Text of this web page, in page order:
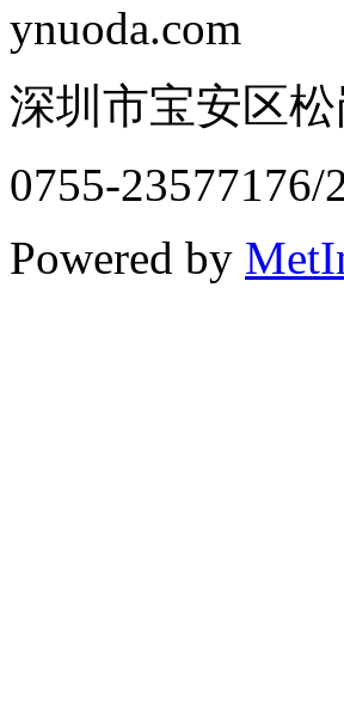
ynuoda.com
深圳市宝安区
0755-23577176/
Powered by